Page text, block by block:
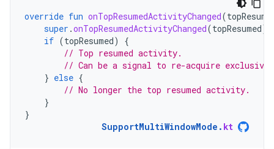
override fun onTopResumedActivityChanged(
super .onTopResumedActivityChanged(topResumed)
if (topResumed)
{
// Top resumed activity.
// Can be a signal to re-acquire exclusive
} else {
// No longer the top resumed activity.
}
}
SupportMultiWindowMode . kt